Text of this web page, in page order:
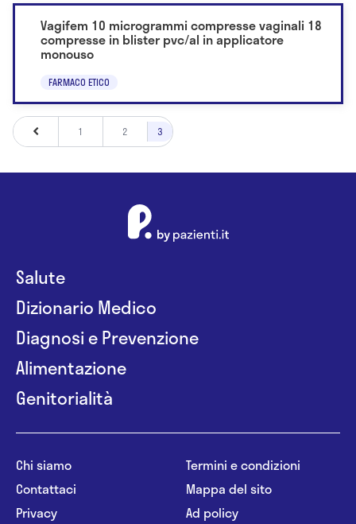
Vagifem 10 microgrammi compresse vaginali 18
compresse in blister pvc/al in applicatore
monouso
FARMACO ETICO
1 2 3
Salute
Dizionario Medico
Diagnosi e Prevenzione
Alimentazione
Genitorialità
Chi siamo
Contattaci
Privacy
Termini e condizioni
Mappa del sito
Ad policy